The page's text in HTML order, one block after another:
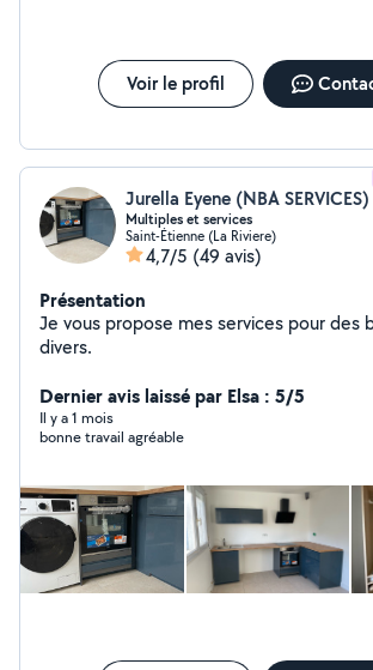
Voir le profil
Jurella Eyene (NBA SERVICES)
Multiples et services
Saint-Étienne (La Riviere)
4,7/5 (49 avis)
Présentation
Je vous propose mes services pour des
divers.
Dernier avis laissé par Elsa : 5/5
Il y a 1 mois
bonne travail agréable